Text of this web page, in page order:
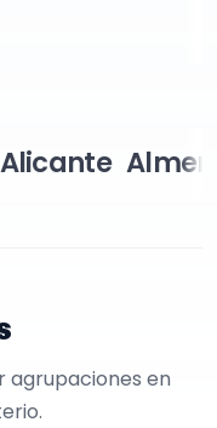
Alicante
agrupaciones en